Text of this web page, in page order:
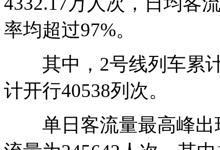
率均超过97%。
其中，2号线列车累计
计开行40538列次。
单日客流量最高峰出